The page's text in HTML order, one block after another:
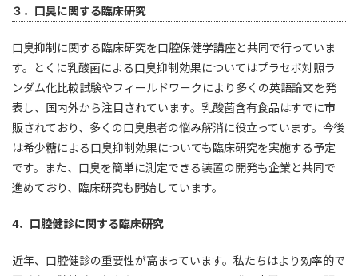
３．口臭に関する臨床研究
口臭抑制に関する臨床研究を口腔保健学講座と共同で行っていま
す。とくに乳酸菌による口臭抑制効果についてはプラセボ対照ラ
ンダム化比較試験やフィールドワークにより多くの英語論文を発
表し、国内外から注目されています。乳酸菌含有食品はすでに市
販されており、多くの口臭患者の悩み解消に役立っています。今後
は希少糖による口臭抑制効果についても臨床研究を実施する予定
です。また、口臭を簡単に測定できる装置の開発も企業と共同で
進めており、臨床研究も開始しています。
4．口腔健診に関する臨床研究
近年、口腔健診の重要性が高まっています。私たちはより効率的で